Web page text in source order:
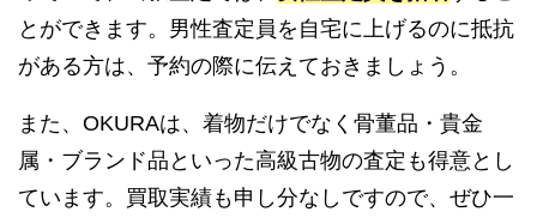
とができます。男性査定員を自宅に上げるのに抵抗
がある方は、予約の際に伝えておきましょう。
また、OKURAは、着物だけでなく骨董品・貴金
属・ブランド品といった高級古物の査定も得意とし
ています。買取実績も申し分なしですので、ぜひ一